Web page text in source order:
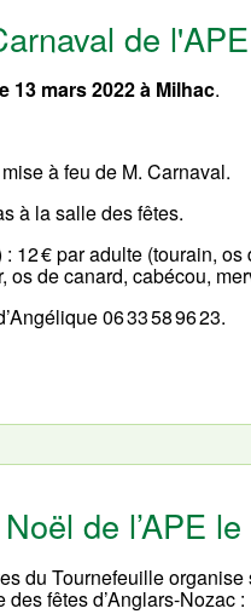
de
13 mars 2022 à Milhac.
à feu de M. Carnaval.
à la salle des fêtes.
12 € par adulte (tourain,
os de canard, cabécou,
06 33 58 96 23.
de l’APE
du Tournefeuille
fêtes d’Anglars-Nozac :